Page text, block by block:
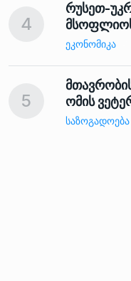
4
რუსეთ-
ᲔᲙᲝᲜᲝᲛᲘᲙᲐ
5
ომის
ᲡᲐᲖᲝᲒᲐᲓᲝᲔᲑᲐ